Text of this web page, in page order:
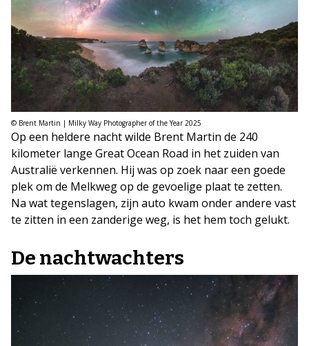
© Brent Martin | Milky Way Photographer of the Year 2025
Op een heldere nacht wilde Brent Martin de 240
kilometer lange Great Ocean Road in het zuiden van
Australië verkennen. Hij was op zoek naar een goede
plek om de Melkweg op de gevoelige plaat te zetten.
Na wat tegenslagen, zijn auto kwam onder andere vast
te zitten in een zanderige weg, is het hem toch gelukt.
De nachtwachters